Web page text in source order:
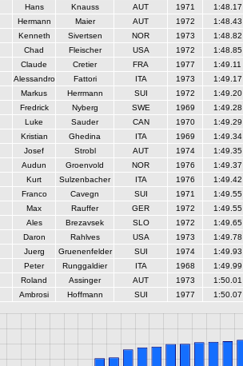
Hans Knauss AUT 1971 1:48.17
Hermann Maier AUT 1972 1:48.43
Kenneth Sivertsen NOR 1973 1:48.82
Chad Fleischer USA 1972 1:48.85
Claude Cretier FRA 1977 1:49.11
Alessandro Fattori ITA 1973 1:49.17
Markus Herrmann SUI 1972 1:49.20
Fredrick Nyberg SWE 1969 1:49.28
Luke Sauder CAN 1970 1:49.29
Kristian Ghedina ITA 1969 1:49.34
Josef Strobl AUT 1974 1:49.35
Audun Groenvold NOR 1976 1:49.37
Kurt Sulzenbacher ITA 1976 1:49.42
Franco Cavegn SUI 1971 1:49.55
Max Rauffer GER 1972 1:49.55
Ales Brezavsek SLO 1972 1:49.65
Daron Rahlves USA 1973 1:49.78
Juerg Gruenenfelder SUI 1974 1:49.93
Peter Runggaldier ITA 1968 1:49.99
Roland Assinger AUT 1973 1:50.01
Ambrosi Hoffmann SUI 1977 1:50.07